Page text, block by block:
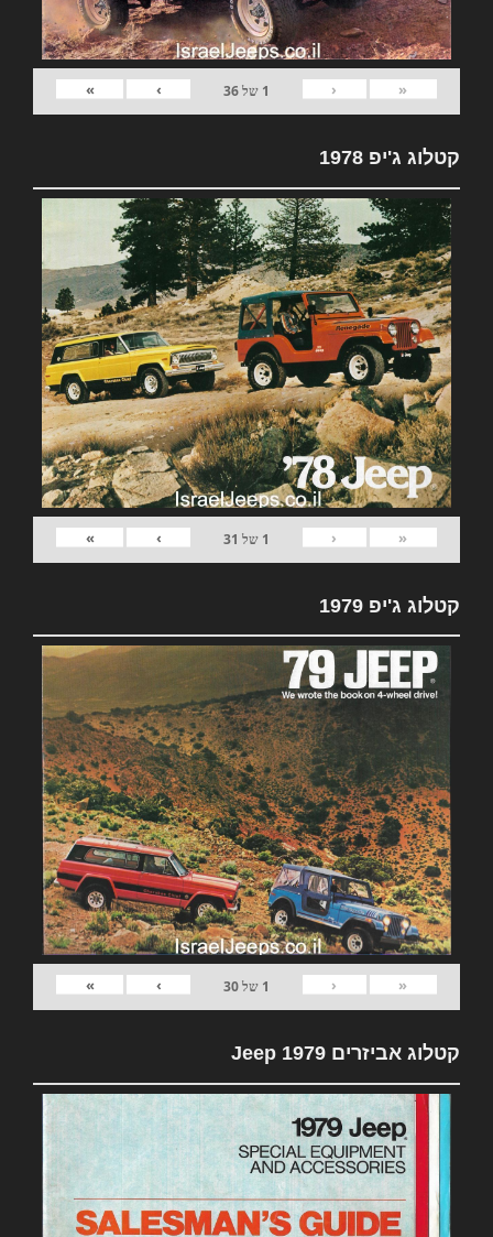
«
‹
1 של36
›
»
קטלוג ג'יפ 1978
«
‹
1 של 31
›
»
קטלוג ג'יפ 1979
«
‹
1 של30
›
»
קטלוג אביזרים 1979 Jeep